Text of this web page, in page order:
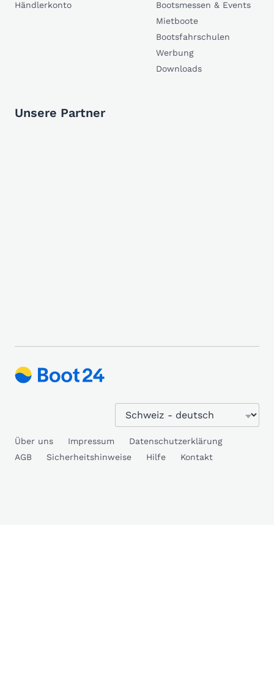
Händlerkonto
Bootsmessen & Events
Mietboote
Bootsfahrschulen
Werbung
Downloads
Unsere Partner
Über uns Impressum
Datenschutzerklärung
AGB
Sicherheitshinweise Hilfe Kontakt